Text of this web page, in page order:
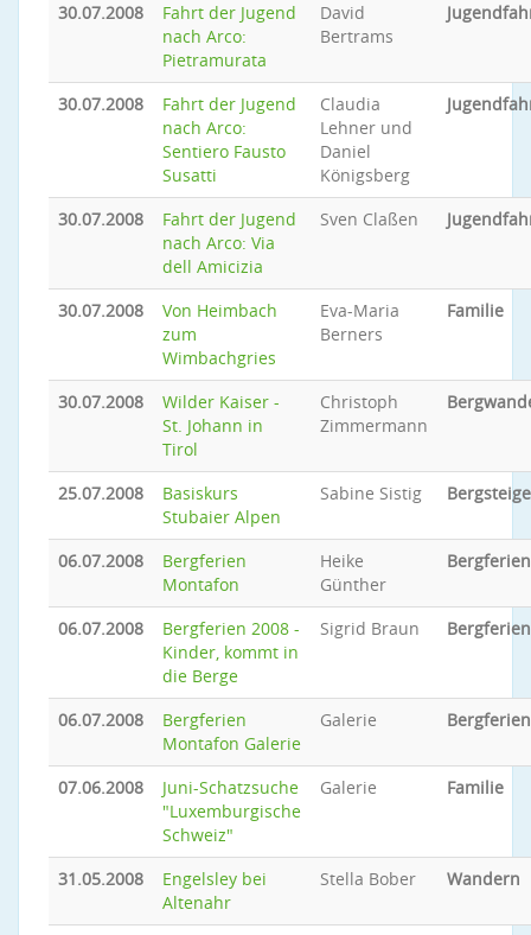
30.07.2008
Fahrt der Jugend
nach Arco:
Pietramurata
David
Bertrams
30.07.2008
Fahrt der Jugend
nach Arco:
Sentiero Fausto
Susatti
Claudia
Lehner und
Daniel
Königsberg
30.07.2008
Fahrt der Jugend
nach Arco: Via
dell Amicizia
Sven Claßen
30.07.2008
Von Heimbach
zum
Wimbachgries
Eva-Maria
Berners
Familie
30.07.2008
Wilder Kaiser -
St. Johann in
Tirol
Christoph
Zimmermann
25.07.2008
Basiskurs
Stubaier Alpen
Sabine Sistig
06.07.2008
Bergferien
Montafon
Heike
Günther
Bergferien
06.07.2008
Bergferien 2008 -
Kinder, kommt in
die Berge
Sigrid Braun Bergferien
06.07.2008
Bergferien
Montafon Galerie
Galerie Bergferien
07.06.2008
Juni-Schatzsuche
"Luxemburgische
Schweiz"
Galerie Familie
31.05.2008
Engelsley bei
Altenahr
Stella Bober Wandern